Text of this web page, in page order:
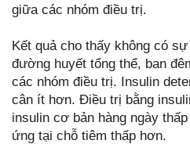
giữa các nhóm điều trị.
Kết quả cho thấy không có
đường huyết tổng thể, ban
các nhóm điều trị. Insulin
cân ít hơn. Điều trị bằng
insulin cơ bản hàng ngày
ứng tại chỗ tiêm thấp hơn.